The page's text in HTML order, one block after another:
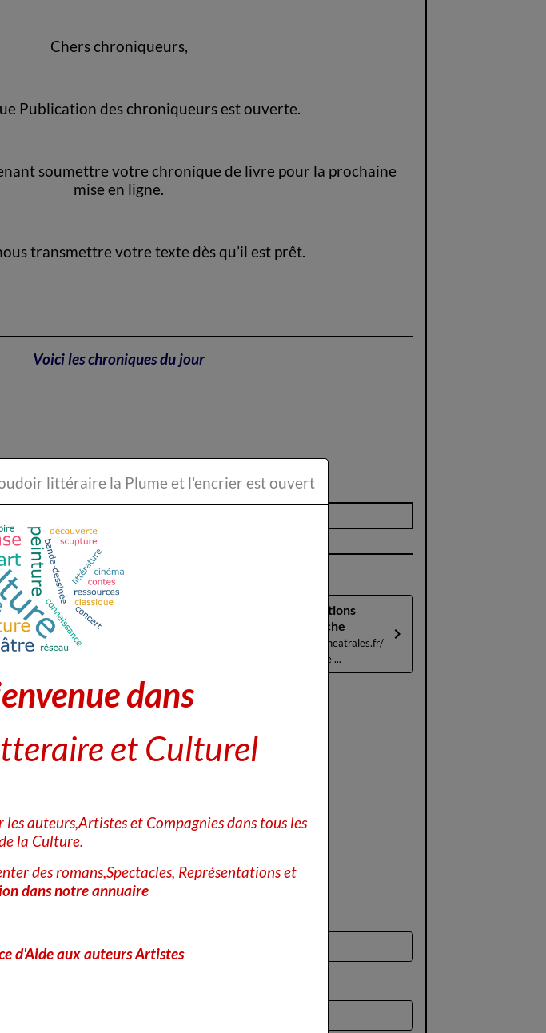
Chers chroniqueurs,
Publication des chroniqueurs est ouverte.
soumettre votre chronique de livre pour la prochaine
mise en ligne.
transmettre votre texte dès qu’il est prêt.
Voici les chroniques du jour
Les textes des éditions
Théâtrales à l'affiche
https://www.editionstheatrales.fr/
Contactez le Magazine ...
une note !
Le Magazine Le Boudoir littéraire la Plume et l'encrier est ouvert
dans
et Culturel
auteurs,Artistes et Compagnies dans tous les
la Culture.
des romans,Spectacles, Représentations et
dans notre annuaire
d'Aide aux auteurs Artistes